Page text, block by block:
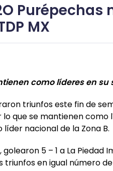
Purépechas
MX
como líderes en su
triunfos este fin de
lo que se mantienen
nacional de la Zona B.
5 – 1 a La Piedad
en igual número